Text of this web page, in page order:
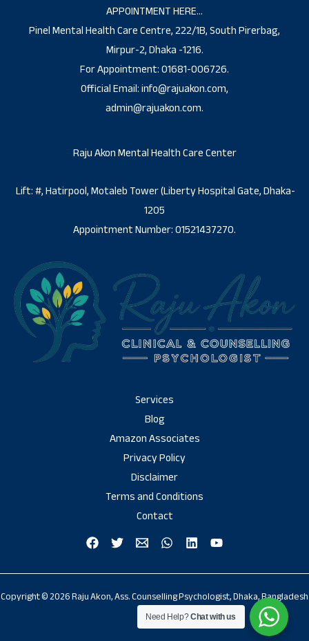
APPOINTMENT HERE…
Pinel Mental Health Care Centre, 222/1B, South Pirerbag,
Mirpur-2, Dhaka -1216.
For Appointment: 01681-006726.
Official Email: info@rajuakon.com,
admin@rajuakon.com.
Raju Akon Mental Health Care Center
Lift: #, Hatirpool, Motaleb Tower (Liberty Hospital Gate, Dhaka-
1205
Appointment Number: 01521437270.
Services
Blog
Amazon Associates
Privacy Policy
Disclaimer
Terms and Conditions
Contact
Copyright © 2026 Raju Akon, Ass. Counselling Psychologist, Dhaka, Bangladesh
Need Help?Chat with us